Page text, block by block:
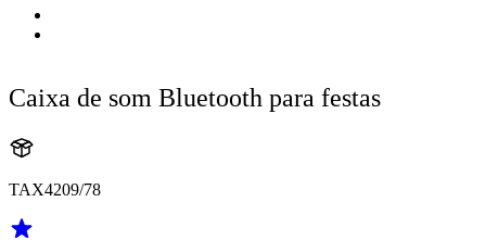
Caixa de som Bluetooth para festas
TAX4209/78